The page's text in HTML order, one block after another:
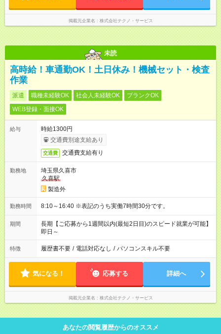
掲載元企業名 株式会社テクノ・サービス
未読
高時給！車通勤OK！土日休み！機械セット・検査
作業
派遣 職種未経験OK 社会人未経験OK
ブランクOK
WEB登録・面接OK
給与
時給1300円
交通費別途支給あり
交通費 交通費支給有り
勤務地
埼玉県久喜市
久喜駅
製造外
勤務時間 8:10～16:40 ※表記のうち実働7時間30分です。
期間
長期【ご応募から1週間以内(最短2日目)のスピード就業が可能】
即日～
特徴 履歴書不要 / 電話対応なし / パソコンスキル不要
気になる！ 応募する 詳細へ
掲載元企業名 株式会社テクノ・サービス
あなたの閲覧履歴からのオススメ